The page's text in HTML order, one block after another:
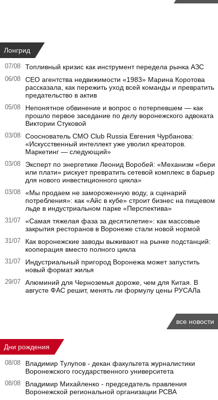
Лонгрид
07/08 Топливный кризис как инструмент передела рынка АЗС
06/08
CEO агентства недвижимости «1983» Марина Коротова
рассказала, как пережить уход всей команды и превратить
предательство в актив
05/08
Непонятное обвинение и вопрос о потерпевшем — как
прошло первое заседание по делу воронежского адвоката
Виктории Стуковой
03/08
Сооснователь CMO Club Russia Евгения Чурбанова:
«Искусственный интеллект уже уволил креаторов.
Маркетинг — следующий»
03/08
Эксперт по энергетике Леонид Воробей: «Механизм «бери
или плати» рискует превратить сетевой комплекс в барьер
для нового инвестиционного цикла»
03/08
«Мы продаем не замороженную воду, а сценарий
потребления»: как «Айс в кубе» строит бизнес на пищевом
льде в индустриальном парке «Перспектива»
31/07
«Самая тяжелая фаза за десятилетие»: как массовые
закрытия ресторанов в Воронеже стали новой нормой
31/07
Как воронежские заводы выживают на рынке подстанций:
кооперация вместо полного цикла
31/07
Индустриальный пригород Воронежа может запустить
новый формат жилья
29/07
Алюминий для Черноземья дороже, чем для Китая. В
августе ФАС решит, менять ли формулу цены РУСАЛа
все новости
Дни рождения
08/08
Владимир Тулупов - декан факультета журналистики
Воронежского государственного университета
08/08
Владимир Михайленко - председатель правления
Воронежской региональной организации РСВА